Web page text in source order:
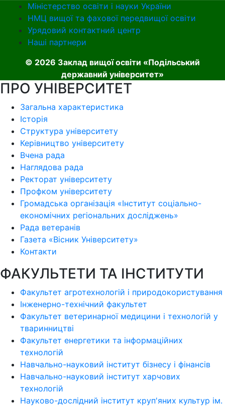
Міністерство освіти і науки України
НМЦ вищої та фахової передвищої освіти
Урядовий контактний центр
Наші партнери
© 2026 Заклад вищої освіти «Подільський
державний університет»
ПРО УНІВЕРСИТЕТ
Загальна характеристика
Історія
Структура університету
Керівництво університету
Вчена рада
Наглядова рада
Ректорат університету
Профком університету
Громадська організація «Інститут соціально-
економічних регіональних досліджень»
Рада ветеранів
Газета «Вісник Університету»
Контакти
ФАКУЛЬТЕТИ ТА ІНСТИТУТИ
Факультет агротехнологій і природокористування
Інженерно-технічний факультет
Факультет ветеринарної медицини і технологій у
тваринництві
Факультет енергетики та інформаційних
технологій
Навчально-науковий інститут бізнесу і фінансів
Навчально-науковий інститут харчових
технологій
Науково-дослідний інститут круп'яних культур ім.